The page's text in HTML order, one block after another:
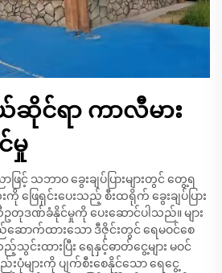
င်ရာ ကာလီမား
မှု
ြင့် သဘာဝ ခွေးချပ်ပြားများတွင် တွေ့ရ
ဖြေရှင်းပေးသည့် စီးထရိုက် ခွေးချပ်ပြား
တုဒဏ်ခံနိုင်မှုကို ပေးဆောင်ပါသည်။ များ
ဆောက်ထားသော ဒီဇိုင်းတွင် ရေမဝင်စေ
ထားပြီး ရေနှင့်ဓာတ်ငွေ့များ မဝင်
ပုံများကို ပျက်စီးစေနိုင်သော ရေငွေ့